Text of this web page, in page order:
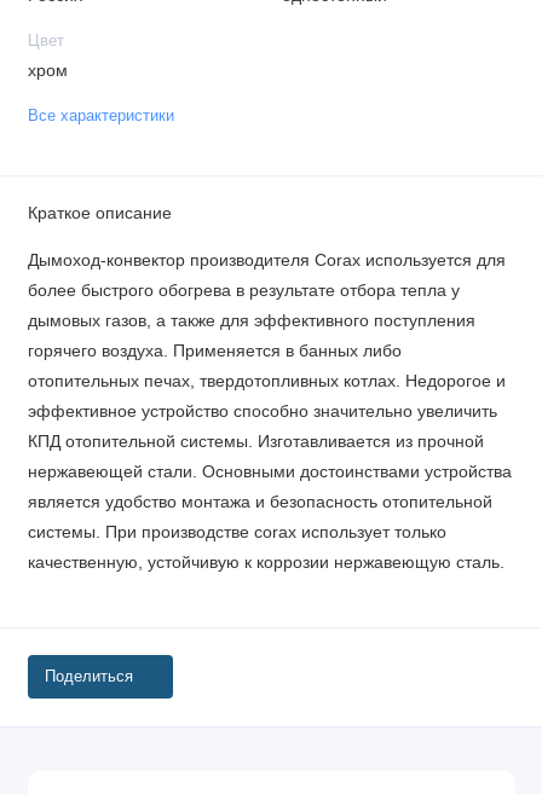
Цвет
хром
Все характеристики
Краткое описание
Дымоход-конвектор производителя Corax используется для
более быстрого обогрева в результате отбора тепла у
дымовых газов, а также для эффективного поступления
горячего воздуха. Применяется в банных либо
отопительных печах, твердотопливных котлах. Недорогое и
эффективное устройство способно значительно увеличить
КПД отопительной системы. Изготавливается из прочной
нержавеющей стали. Основными достоинствами устройства
является удобство монтажа и безопасность отопительной
системы. При производстве corax использует только
качественную, устойчивую к коррозии нержавеющую сталь.
Поделиться